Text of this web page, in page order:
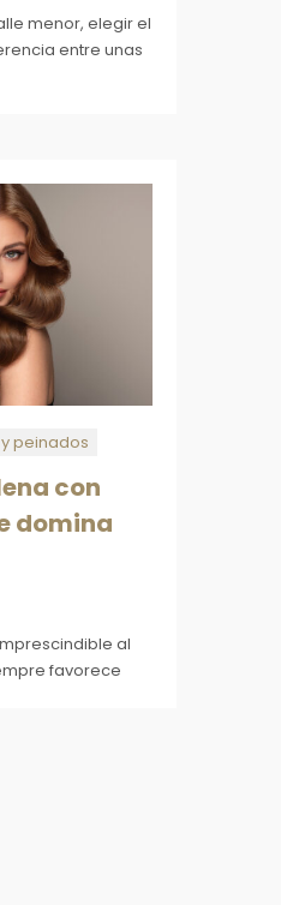
menor, elegir el
entre unas
peinados
con
domina
al
favorece